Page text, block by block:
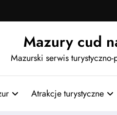
Mazury cud
Mazurski serwis
Atrakcje turystyczne